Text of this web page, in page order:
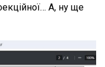
А, ну ще